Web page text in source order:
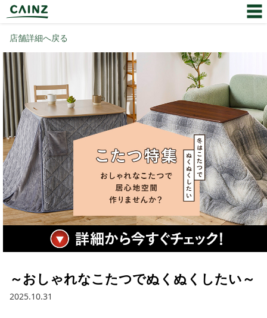
店舗詳細へ戻る
～おしゃれなこたつでぬくぬくしたい～
2025.10.31